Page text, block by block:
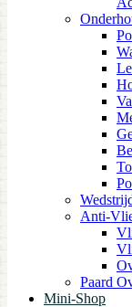
Anti-
Paard
Mini-Shop